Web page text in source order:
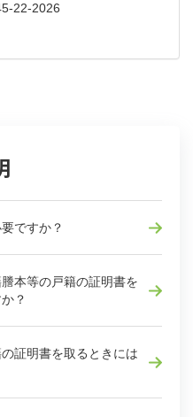
22-2026
ですか？
本等の戸籍の証明書を
？
証明書を取るときには